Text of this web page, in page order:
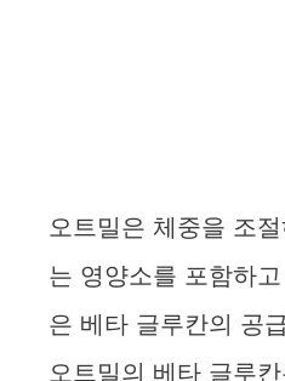
오트밀은 체중을 조
는 영양소를 포함하
은 베타 글루칸의 공
오트밀의 베타 글루